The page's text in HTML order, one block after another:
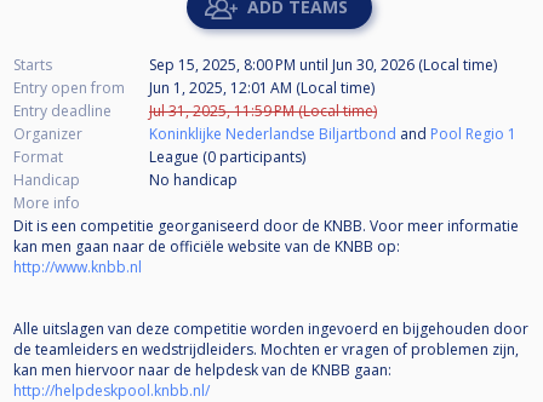
ADD TEAMS
Starts Sep 15, 2025, 8:00 PM until Jun 30, 2026 (Local time)
Entry open from
Jun 1, 2025, 12:01 AM (Local time)
Entry deadline
Jul 31, 2025, 11:59 PM (Local time)
Organizer
Koninklijke Nederlandse Biljartbond and Pool Regio 1
Format
League (0 participants)
Handicap
No handicap
More info
Dit is een competitie georganiseerd door de KNBB. Voor meer informatie
kan men gaan naar de officiële website van de KNBB op:
http://www.knbb.nl
Alle uitslagen van deze competitie worden ingevoerd en bijgehouden door
de teamleiders en wedstrijdleiders. Mochten er vragen of problemen zijn,
kan men hiervoor naar de helpdesk van de KNBB gaan:
http://helpdeskpool.knbb.nl/